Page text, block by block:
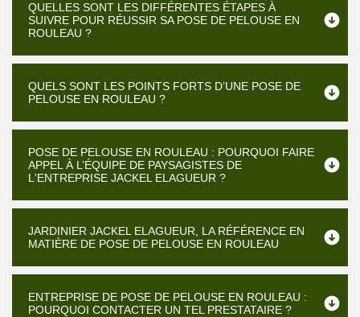
QUELLES SONT LES DIFFÉRENTES ÉTAPES À
SUIVRE POUR RÉUSSIR SA POSE DE PELOUSE EN
ROULEAU ?
QUELS SONT LES POINTS FORTS D’UNE POSE DE
PELOUSE EN ROULEAU ?
POSE DE PELOUSE EN ROULEAU : POURQUOI FAIRE
APPEL À L’ÉQUIPE DE PAYSAGISTES DE
L'ENTREPRISE JACKEL ELAGUEUR ?
JARDINIER JACKEL ELAGUEUR, LA RÉFÉRENCE EN
MATIÈRE DE POSE DE PELOUSE EN ROULEAU
ENTREPRISE DE POSE DE PELOUSE EN ROULEAU :
POURQUOI CONTACTER UN TEL PRESTATAIRE ?